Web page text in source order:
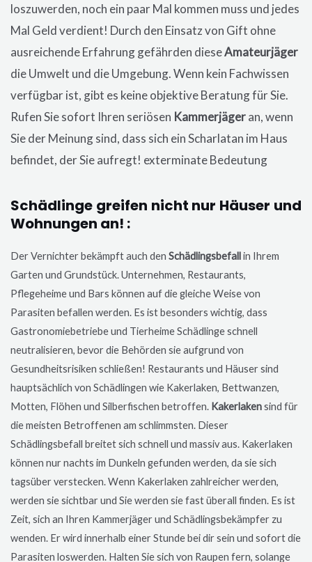
loszuwerden, noch ein paar Mal kommen muss und jedes
Mal Geld verdient! Durch den Einsatz von Gift ohne
ausreichende Erfahrung gefährden dieseAmateurjäger
die Umwelt und die Umgebung. Wenn kein Fachwissen
verfügbar ist, gibt es keine objektive Beratung für Sie.
Rufen Sie sofort Ihren seriösen Kammerjägeran, wenn
Sie der Meinung sind, dass sich ein Scharlatan im Haus
befindet, der Sie aufregt! exterminate Bedeutung
Schädlinge greifen nicht nur Häuser und
Wohnungen an! :
Der Vernichter bekämpft auch den Schädlingsbefallin Ihrem
Garten und Grundstück. Unternehmen, Restaurants,
Pflegeheime und Bars können auf die gleiche Weise von
Parasiten befallen werden. Es ist besonders wichtig, dass
Gastronomiebetriebe und Tierheime Schädlinge schnell
neutralisieren, bevor die Behörden sie aufgrund von
Gesundheitsrisiken schließen! Restaurants und Häuser sind
hauptsächlich von Schädlingen wie Kakerlaken, Bettwanzen,
Motten, Flöhen und Silberfischen betroffen. Kakerlakensind für
die meisten Betroffenen am schlimmsten. Dieser
Schädlingsbefall breitet sich schnell und massiv aus. Kakerlaken
können nur nachts im Dunkeln gefunden werden, da sie sich
tagsüber verstecken. Wenn Kakerlaken zahlreicher werden,
werden sie sichtbar und Sie werden sie fast überall finden. Es ist
Zeit, sich an Ihren Kammerjäger und Schädlingsbekämpfer zu
wenden. Er wird innerhalb einer Stunde bei dir sein und sofort die
Parasiten loswerden. Halten Sie sich von Raupen fern, solange